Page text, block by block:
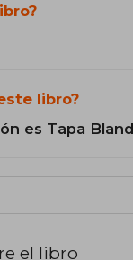
libro?
es Tapa
el libro